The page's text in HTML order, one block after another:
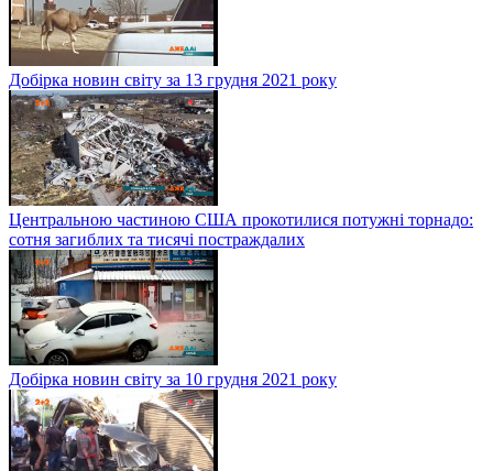
Добірка новин світу за 13 грудня 2021 року
Центральною частиною США прокотилися потужні торнадо:
сотня загиблих та тисячі постраждалих
Добірка новин світу за 10 грудня 2021 року